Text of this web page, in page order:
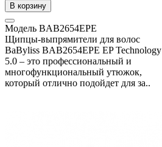
В корзину
Модель BAB2654EPE
Щипцы-выпрямители для волос
BaByliss BAB2654EPE EP Technology
5.0 – это профессиональный и
многофункциональный утюжок,
который отлично подойдет для за..